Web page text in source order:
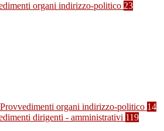
organi indirizzo-politico 23
Provvedimenti organi indirizzo-politico 14
dirigenti - amministrativi 119